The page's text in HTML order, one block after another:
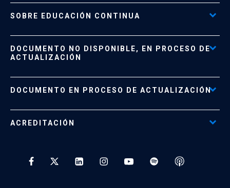
SOBRE EDUCACIÓN CONTINUA
Formas de Pago
Políticas de Retiro, Devolución e Información Importante
DOCUMENTO NO DISPONIBLE, EN PROCESO DE
ACTUALIZACIÓN
Documento No Disponible file_download
DOCUMENTO EN PROCESO DE ACTUALIZACIÓN
ACREDITACIÓN